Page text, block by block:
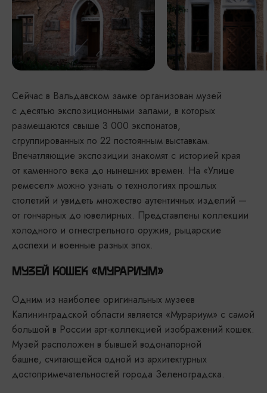
Сейчас в Вальдавском замке организован музей
с десятью экспозиционными залами, в которых
размещаются свыше 3 000 экспонатов,
сгруппированных по 22 постоянным выставкам.
Впечатляющие экспозиции знакомят с историей края
от каменного века до нынешних времен. На «Улице
ремесел» можно узнать о технологиях прошлых
столетий и увидеть множество аутентичных изделий —
от гончарных до ювелирных. Представлены коллекции
холодного и огнестрельного оружия, рыцарские
доспехи и военные разных эпох.
МУЗЕЙ КОШЕК «МУРАРИУМ»
Одним из наиболее оригинальных музеев
Калининградской области является «Мурариум» с самой
большой в России арт-коллекцией изображений кошек.
Музей расположен в бывшей водонапорной
башне, считающейся одной из архитектурных
достопримечательностей города Зеленоградска.